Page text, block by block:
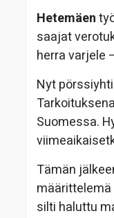
Hetemäen
saajat
herra varjele
Nyt
Suomessa.
Tämän
määrittelemä
silti haluttu